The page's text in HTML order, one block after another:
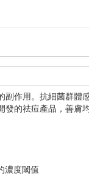
作用。抗細菌群體
的祛痘產品，善
濃度閾值